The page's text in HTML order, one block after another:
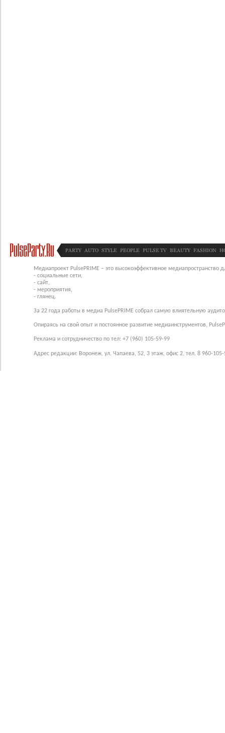
PARTY AUTO STYLE PEOPLE PULSE TV BEAUTY FASHION
Медиапроект PulsePRIME – это высокоэффективное медиапространство
- социальные сети,
- сайт,
- мероприятия,
- глянец.
За 22 года работы в медиа PulsePRIME собрал самую влиятельную
Опираясь на свой опыт и постоянное развитие медиаинструментов,
Реклама и сотрудничество по тел: +7 (960) 105-59-99
Адрес редакции: Воронеж, ул. Чапаева, 52, 3 этаж, офис 2, тел. 8 960-